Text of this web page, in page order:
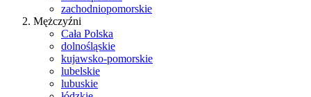
zachodniopomorskie
Mężczyźni
Cała Polska
dolnośląskie
kujawsko-pomorskie
lubelskie
lubuskie